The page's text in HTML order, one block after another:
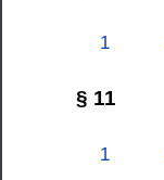
1
§ 11
1